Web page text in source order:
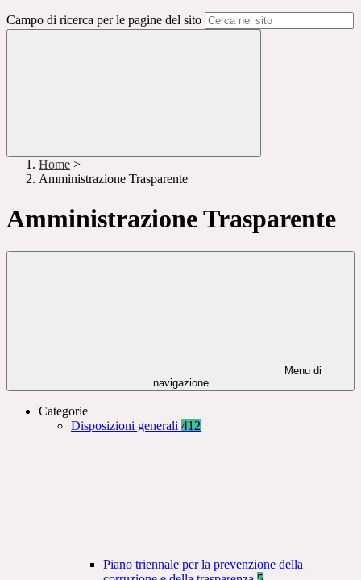
Campo di ricerca per le pagine del sito
Home >
Amministrazione Trasparente
Amministrazione Trasparente
Menu di
navigazione
Categorie
Disposizioni generali 412
Piano triennale per la prevenzione della